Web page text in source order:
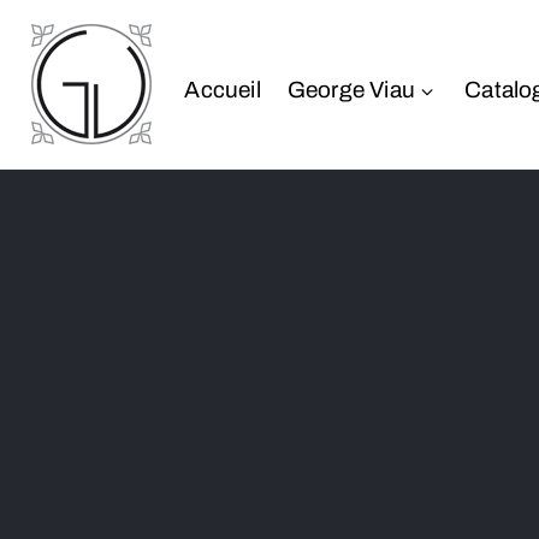
Accueil George Viau